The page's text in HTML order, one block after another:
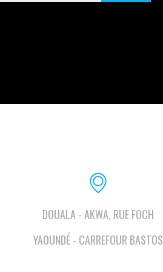
DOUALA - AKWA, RUE FOCH
YAOUNDÉ - CARREFOUR BASTOS